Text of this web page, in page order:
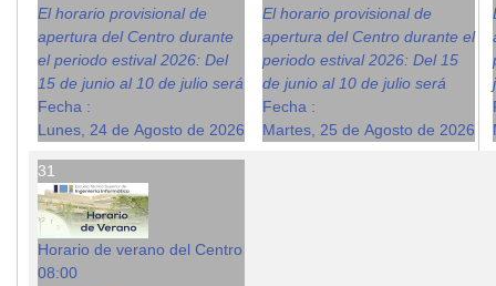
El horario provisional de
apertura del Centro durante
el periodo estival 2026: Del
15 de junio al 10 de julio será
Fecha :
Lunes, 24 de Agosto de 2026
El horario provisional de
apertura del Centro durante el
periodo estival 2026: Del 15
de junio al 10 de julio será
Fecha :
Martes, 25 de Agosto de 2026
31
Horario de verano del Centro
08:00